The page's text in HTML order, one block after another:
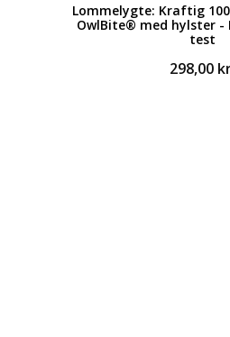
Lommelygte: Kraftig
OwlBite® med hylster
test
298,00